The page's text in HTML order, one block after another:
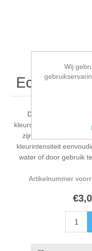
Ecoline
De Talens ecoline
kleurstoffen en
zijn onvoorstelbaar
kleurintensiteit
water of door gebruik
Artikelnummer
Wij